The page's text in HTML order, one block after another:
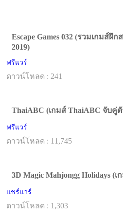
Escape Games 032 (รวมเกมส์ฝึก
2019)
ฟรีแวร์
ดาวน์โหลด : 241
ThaiABC (เกมส์ ThaiABC จับคู่
ฟรีแวร์
ดาวน์โหลด : 11,745
3D Magic Mahjongg Holidays (
แชร์แวร์
ดาวน์โหลด : 1,303